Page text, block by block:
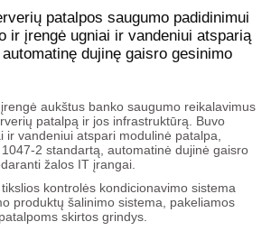
patalpos saugumo padidinimui
ir įrengė ugniai ir vandeniui atsparią
dujinę gaisro gesinimo
aukštus banko saugumo reikalavimus
patalpą ir jos infrastruktūrą. Buvo
ir vandeniui atspari modulinė patalpa,
2 standartą, automatinė dujinė gaisro
žalos IT įrangai.
kontrolės kondicionavimo sistema
produktų šalinimo sistema, pakeliamos
skirtos grindys.